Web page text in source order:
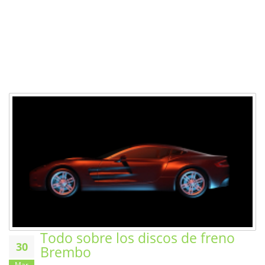
30 Todo sobre los discos de freno
Brembo